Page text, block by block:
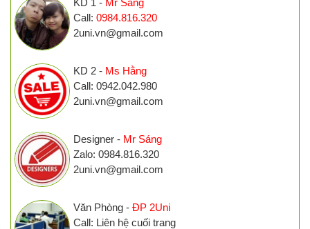
Call: 0984.816.320
2uni.vn@gmail.com
KD 2 - Ms Hằng
Call: 0942.042.980
2uni.vn@gmail.com
Designer - Mr Sáng
Zalo: 0984.816.320
2uni.vn@gmail.com
Văn Phòng - ĐP 2Uni
Call: Liên hệ cuối trang